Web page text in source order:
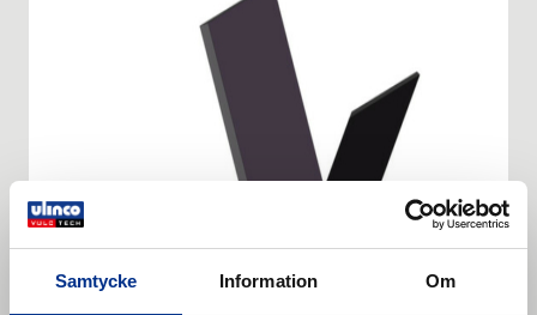
Samtycke Information Om